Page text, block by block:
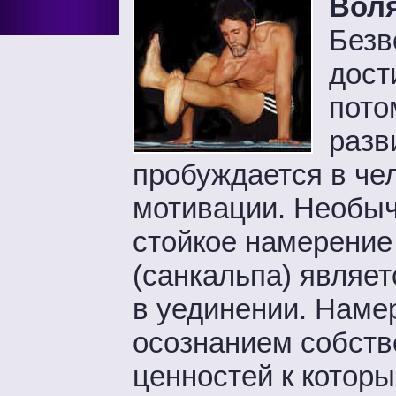
пробуждается в
мотивации.
стойкое
(санкальпа)
в уединении.
осознанием
ценностей к